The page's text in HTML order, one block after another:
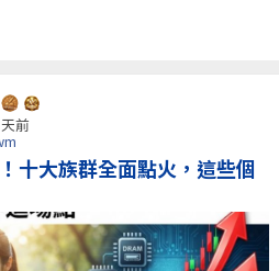
前
十大族群全面點火，這些個